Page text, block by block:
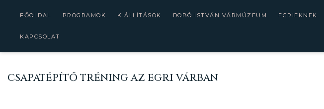
FŐOLDAL PROGRAMOK KIÁLLÍTÁSOK DOBÓ ISTVÁN VÁRMÚZEUM EGRIEKNEK
KAPCSOLAT
CSAPATÉPÍTŐ TRÉNING AZ EGRI VÁRBAN